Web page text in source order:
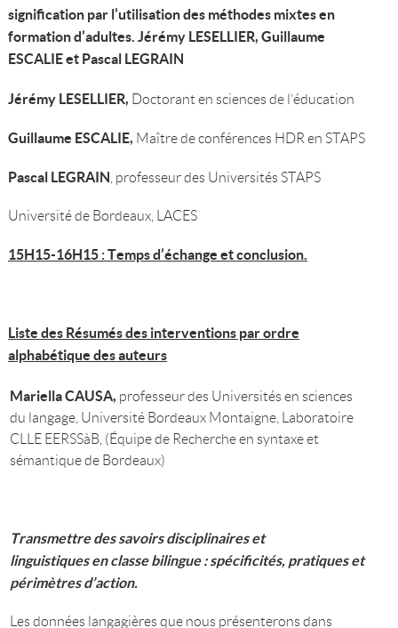
signification par l’utilisation des méthodes mixtes en
formation d’adultes. Jérémy LESELLIER, Guillaume
ESCALIE et Pascal LEGRAIN
Jérémy LESELLIER, Doctorant en sciences de l’éducation
Guillaume ESCALIE, Maître de conférences HDR en STAPS
Pascal LEGRAIN , professeur des Universités STAPS
Université de Bordeaux, LACES
15H15-16H15 : Temps d’échange et conclusion.
Liste des Résumés des interventions par ordre
alphabétique des auteurs
Mariella CAUSA, professeur des Universités en sciences
du langage, Université Bordeaux Montaigne, Laboratoire
CLLE EERSSàB, (Équipe de Recherche en syntaxe et
sémantique de Bordeaux)
Transmettre des savoirs disciplinaires et
linguistiques en classe bilingue : spécificités, pratiques et
périmètres d’action.
Les données langagières que nous présenterons dans